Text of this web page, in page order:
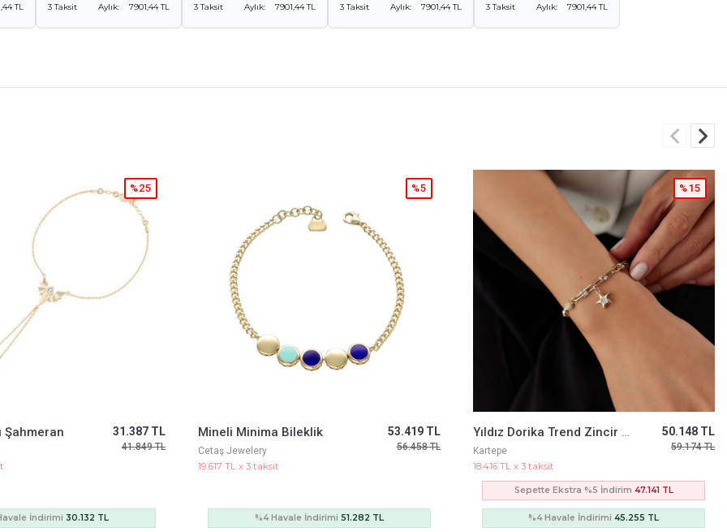
TL
3 Taksit
Aylık: 7901,44 TL
3 Taksit
Aylık: 7901,44 TL
3 Taksit
Aylık: 7901,44 TL
3 Taksit
Aylık: 7901,44 TL
Bileklik 53.419 TL
56.458 TL
%5
İndirimi 51.282 TL
Kartepe
18.416 TL x 3 taksit
50.148 TL
59.174 TL
%15
%4 Havale İndirimi 45.255 TL
Fortuna Sarı Altın Bileklik
Cetaş Jewelery
31.199 TL x 3 taksit
84.957 TL
89.819 TL
%5
%4 Havale İndirimi81.559 TL